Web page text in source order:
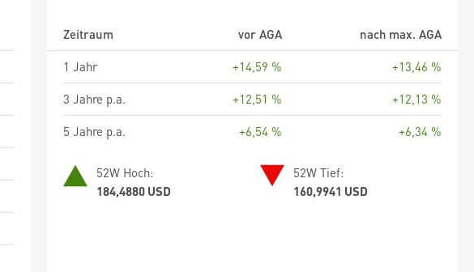
Zeitraum vor AGA
nach max. AGA
1 Jahr
+14,59 %
+13,46 %
3 Jahre p.a.
+12,51 %
+12,13 %
5 Jahre p.a.
+6,54 % +6,34 %
52W Hoch:
184,4880 USD
52W Tief:
160,9941 USD